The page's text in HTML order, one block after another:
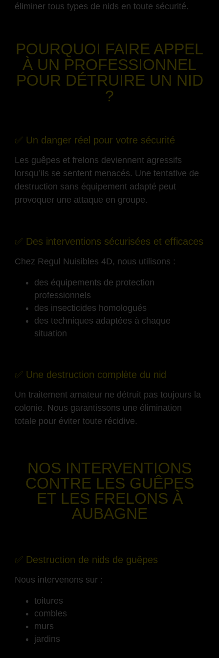
éliminer tous types de nids en toute sécurité.
POURQUOI FAIRE APPEL
À UN PROFESSIONNEL
POUR DÉTRUIRE UN NID
?
✅ Un danger réel pour votre sécurité
Les guêpes et frelons deviennent agressifs
lorsqu’ils se sentent menacés. Une tentative de
destruction sans équipement adapté peut
provoquer une attaque en groupe.
✅ Des interventions sécurisées et efficaces
Chez Regul Nuisibles 4D, nous utilisons :
des équipements de protection
professionnels
des insecticides homologués
des techniques adaptées à chaque
situation
✅ Une destruction complète du nid
Un traitement amateur ne détruit pas toujours la
colonie. Nous garantissons une élimination
totale pour éviter toute récidive.
NOS INTERVENTIONS
CONTRE LES GUÊPES
ET LES FRELONS À
AUBAGNE
✅ Destruction de nids de guêpes
Nous intervenons sur :
toitures
combles
murs
jardins